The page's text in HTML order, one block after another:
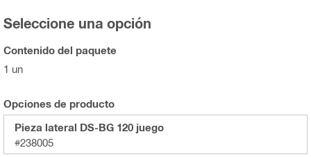
Seleccione una opción
Contenido del paquete
1 un
Opciones de producto
Pieza lateral DS-BG 120 juego
#238005